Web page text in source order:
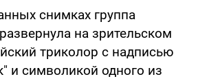
снимках группа
на зрительском
триколор с надписью
и символикой одного из